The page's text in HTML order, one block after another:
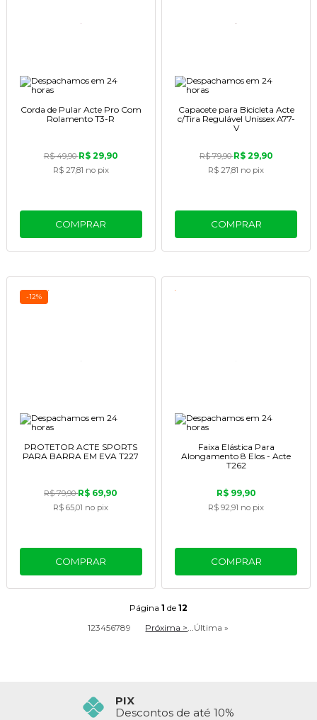
Corda de Pular Acte Pro Com
Rolamento T3-R
R$ 49,90R$ 29,90
R$ 27,81 no pix
COMPRAR
Capacete para Bicicleta Acte
c/Tira Regulável Unissex A77-
V
R$ 79,90R$ 29,90
R$ 27,81 no pix
COMPRAR
-12%
PROTETOR ACTE SPORTS
PARA BARRA EM EVA T227
R$ 79,90R$ 69,90
R$ 65,01 no pix
COMPRAR
Faixa Elástica Para
Alongamento 8 Elos - Acte
T262
R$ 99,90
R$ 92,91 no pix
COMPRAR
Página 1 de 12
123456789 Próxima >...Última »
FRETE GRÁTIS ACIMA 399,90
Confira o Regulamento